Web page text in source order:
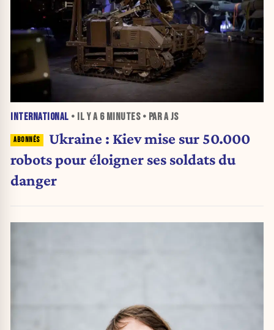
INTERNATIONAL • IL Y A 6 MINUTES• PAR A JS
Ukraine : Kiev mise sur 50.000
robots pour éloigner ses soldats du
danger